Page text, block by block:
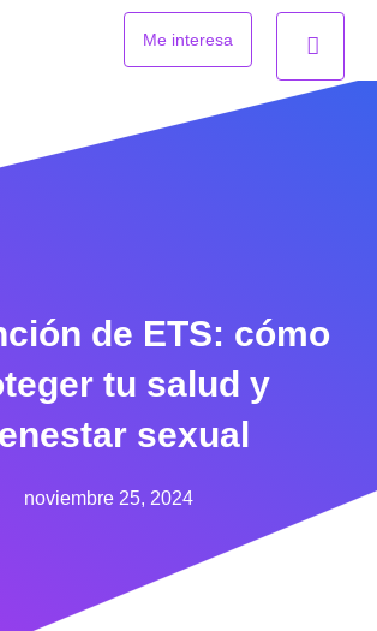
Me interesa
de ETS: cómo
tu salud y
sexual
noviembre 25, 2024